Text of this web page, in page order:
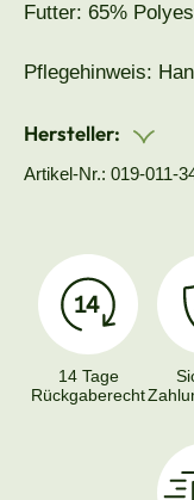
Futter: 65%
Pflegehinweis:
Hersteller:
Artikel-Nr.: 019-011-
14 Tage
Rückgaberecht